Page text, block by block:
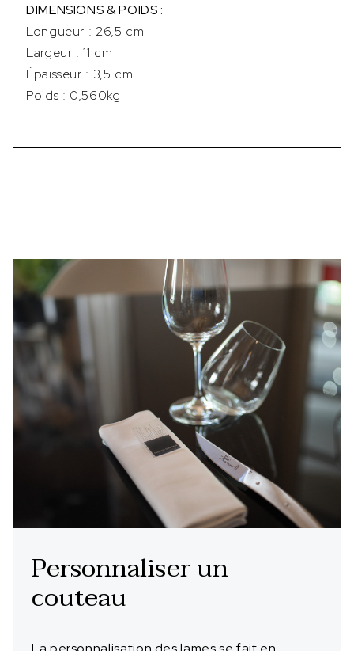
DIMENSIONS & POIDS :
Longueur : 26,5 cm
Largeur : 11 cm
Épaisseur : 3,5 cm
Poids : 0,560kg
Personnaliser un
couteau